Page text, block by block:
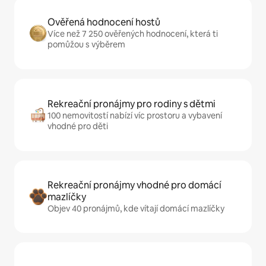
Ověřená hodnocení hostů
Více než 7 250 ověřených hodnocení, která ti
pomůžou s výběrem
Rekreační pronájmy pro rodiny s dětmi
100 nemovitostí nabízí víc prostoru a vybavení
vhodné pro děti
Rekreační pronájmy vhodné pro domácí
mazlíčky
Objev 40 pronájmů, kde vítají domácí mazlíčky